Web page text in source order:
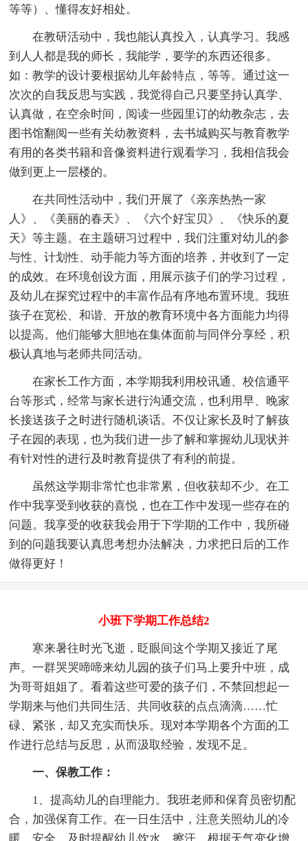
等等）、懂得友好相处。
在教研活动中，我也能认真投入，认真学习。我感
到人人都是我的师长，我能学，要学的东西还很多。
如：教学的设计要根据幼儿年龄特点，等等。通过这一
次次的自我反思与实践，我觉得自己只要坚持认真学、
认真做，在空余时间，阅读一些园里订的幼教杂志，去
图书馆翻阅一些有关幼教资料，去书城购买与教育教学
有用的各类书籍和音像资料进行观看学习，我相信我会
做到更上一层楼的。
在共同性活动中，我们开展了《亲亲热热一家
人》、《美丽的春天》、《六个好宝贝》、《快乐的夏
天》等主题。在主题研习过程中，我们注重对幼儿的参
与性、计划性、动手能力等方面的培养，并收到了一定
的成效。在环境创设方面，用展示孩子们的学习过程，
及幼儿在探究过程中的丰富作品有序地布置环境。我班
孩子在宽松、和谐、开放的教育环境中各方面能力均得
以提高。他们能够大胆地在集体面前与同伴分享经，积
极认真地与老师共同活动。
在家长工作方面，本学期我利用校讯通、校信通平
台等形式，经常与家长进行沟通交流，也利用早、晚家
长接送孩子之时进行随机谈话。不仅让家长及时了解孩
子在园的表现，也为我们进一步了解和掌握幼儿现状并
有针对性的进行及时教育提供了有利的前提。
虽然这学期非常忙也非常累，但收获却不少。在工
作中我享受到收获的喜悦，也在工作中发现一些存在的
问题。我享受的收获我会用于下学期的工作中，我所碰
到的问题我要认真思考想办法解决，力求把日后的工作
做得更好！
小班下学期工作总结2
寒来暑往时光飞逝，眨眼间这个学期又接近了尾
声。一群哭哭啼啼来幼儿园的孩子们马上要升中班，成
为哥哥姐姐了。看着这些可爱的孩子们，不禁回想起一
学期来与他们共同生活、共同收获的点点滴滴……忙
碌、紧张，却又充实而快乐。现对本学期各个方面的工
作进行总结与反思，从而汲取经验，发现不足。
一、保教工作：
1、提高幼儿的自理能力。我班老师和保育员密切配
合，加强保育工作。在一日生活中，注意关照幼儿的冷